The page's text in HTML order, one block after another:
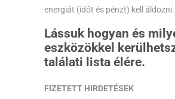
energiát (időt és pénzt) kell áldozni.
Lássuk hogyan és
eszközökkel
találati lista élére.
FIZETETT HIRDETÉSEK